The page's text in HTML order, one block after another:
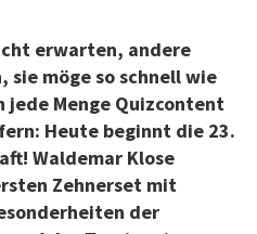
erwarten, andere
möge so schnell wie
jede Menge Quizcontent
Heute beginnt die 23.
Waldemar Klose
Zehnerset mit
der